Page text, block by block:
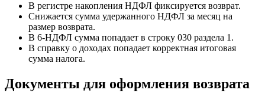
В регистре накопления НДФЛ фиксируется возврат.
Снижается сумма удержанного НДФЛ за месяц на
размер возврата.
В 6-НДФЛ сумма попадает в строку 030 раздела 1.
В справку о доходах попадает корректная итоговая
сумма налога.
Документы для оформления возврата